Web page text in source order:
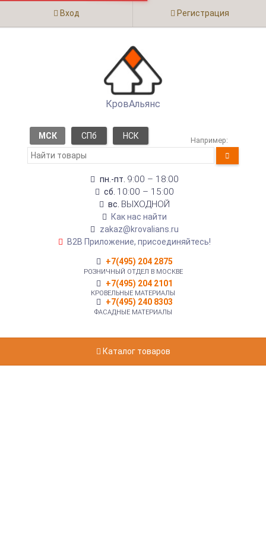
Вход Регистрация
КровАльянс
МСК СПб НСК Например:
пн.-пт. 9:00 – 18:00
сб. 10:00 – 15:00
вс. ВЫХОДНОЙ
Как нас найти
zakaz@krovalians.ru
B2B Приложение, присоединяйтесь!
+7(495) 204 2875
РОЗНИЧНЫЙ ОТДЕЛ В МОСКВЕ
+7(495) 204 2101
КРОВЕЛЬНЫЕ МАТЕРИАЛЫ
+7(495) 240 8303
ФАСАДНЫЕ МАТЕРИАЛЫ
Каталог товаров